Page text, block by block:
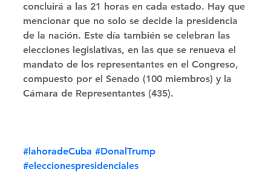
concluirá a las 21 horas en cada estado. Hay que
mencionar que no solo se decide la presidencia
de la nación. Este día también se celebran las
elecciones legislativas, en las que se renueva el
mandato de los representantes en el Congreso,
compuesto por el Senado (100 miembros) y la
Cámara de Representantes (435).
#lahoradeCuba #DonalTrump
#eleccionespresidenciales